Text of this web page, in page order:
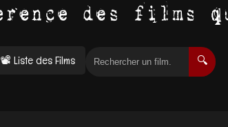
📽 Liste des Films 🔍